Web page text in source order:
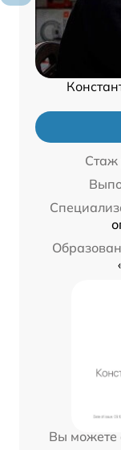
Стаж
Вы можете